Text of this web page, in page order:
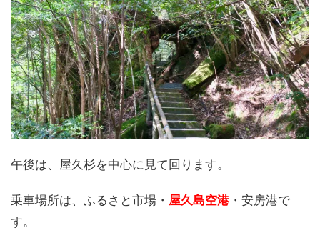
午後は、屋久杉を中心に見て回ります。
乗車場所は、ふるさと市場・ 屋久島空港・安房港で
す。